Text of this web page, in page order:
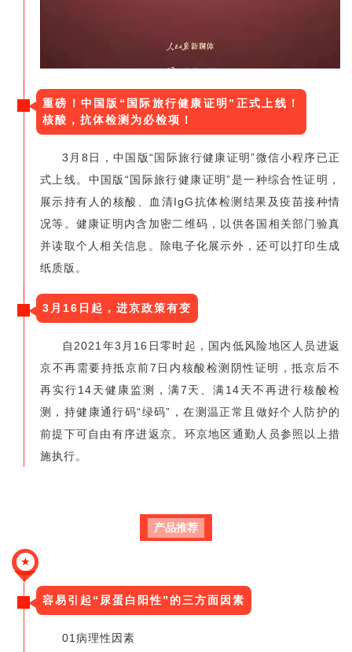
重磅！中国版“国际旅行健康证明”正式上线！
核酸，抗体检测为必检项！
3月8日，中国版“国际旅行健康证明”微信小程序已正
式上线。中国版“国际旅行健康证明”是一种综合性证明，
展示持有人的核酸、血清IgG抗体检测结果及疫苗接种情
况等。健康证明内含加密二维码，以供各国相关部门验真
并读取个人相关信息。除电子化展示外，还可以打印生成
纸质版。
3月16日起，进京政策有变
自2021年3月16日零时起，国内低风险地区人员进返
京不再需要持抵京前7日内核酸检测阴性证明，抵京后不
再实行14天健康监测，满7天、满14天不再进行核酸检
测，持健康通行码“绿码”，在测温正常且做好个人防护的
前提下可自由有序进返京。环京地区通勤人员参照以上措
施执行。
产品推荐
★
容易引起“尿蛋白阳性”的三方面因素
01病理性因素